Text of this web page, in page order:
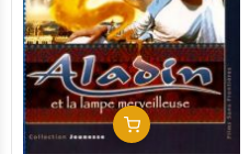
In Den Warenkorb